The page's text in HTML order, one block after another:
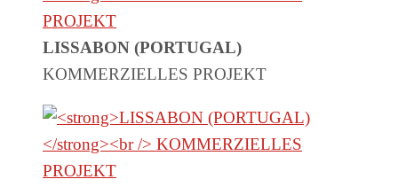
LISSABON (PORTUGAL)
KOMMERZIELLES PROJEKT